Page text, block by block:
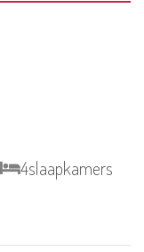
4slaapkamers